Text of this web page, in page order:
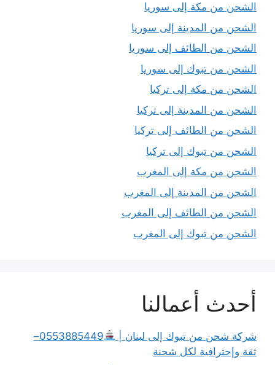
الشحن من مكة إلى سوريا
الشحن من المدينة إلى سوريا
الشحن من الطائف إلى سوريا
الشحن من تبوك إلى سوريا
الشحن من مكة إلى تركيا
الشحن من المدينة إلى تركيا
الشحن من الطائف إلى تركيا
الشحن من تبوك إلى تركيا
الشحن من مكة إلى المغرب
الشحن من المدينة إلى المغرب
الشحن من الطائف إلى المغرب
الشحن من تبوك إلى المغرب
أحدث أعمالنا
شركة شحن من تبوك إلى لبنان |
0553885449–
ثقة وإحترافية لكل شحنة